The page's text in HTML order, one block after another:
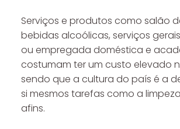
Serviços e produtos como salão
bebidas alcoólicas, serviços
ou empregada doméstica e
costumam ter um custo elevado
sendo que a cultura do país é a
si mesmos tarefas como a
afins.